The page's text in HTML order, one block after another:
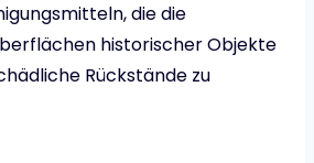
die die
historischer Objekte
Rückstände zu